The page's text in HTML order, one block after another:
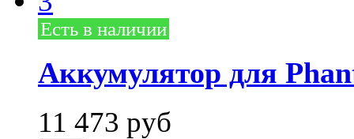
Есть в наличии
Аккумулятор для
11 473 руб